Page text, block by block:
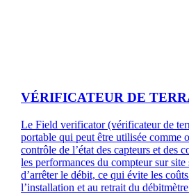
VÉRIFICATEUR DE
Le Field verificator (vérificateur de
portable qui peut être utilisée comme
contrôle de l’état des capteurs et des
les performances du compteur sur site
d’arrêter le débit, ce qui évite les
l’installation et au retrait du